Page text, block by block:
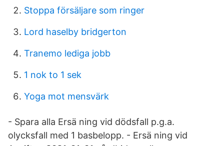
Stoppa försäljare som ringer
Lord haselby bridgerton
Tranemo lediga jobb
1 nok to 1 sek
Yoga mot mensvärk
- Spara alla Ersä ning vid dödsfall p.g.a.
olycksfall med 1 basbelopp. - Ersä ning vid